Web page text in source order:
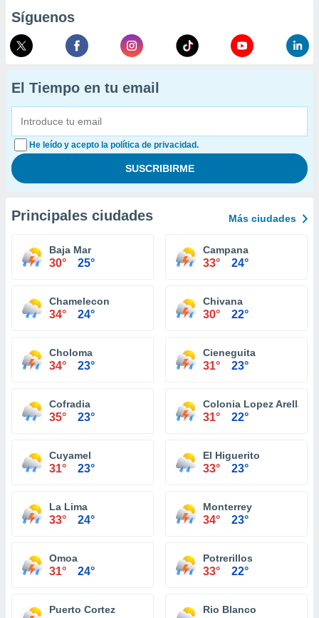
Síguenos
El Tiempo en tu email
He leído y acepto la política de privacidad.
Principales ciudades Más ciudades
Baja Mar
30° 25°
Campana
33° 24°
Chamelecon
34° 24°
Chivana
30° 22°
Choloma
34° 23°
Cieneguita
31° 23°
Cofradia
35° 23°
Colonia Lopez Arellano
31° 22°
Cuyamel
31° 23°
El Higuerito
33° 23°
La Lima
33° 24°
Monterrey
34° 23°
Omoa
31° 24°
Potrerillos
33° 22°
Puerto Cortez Rio Blanco